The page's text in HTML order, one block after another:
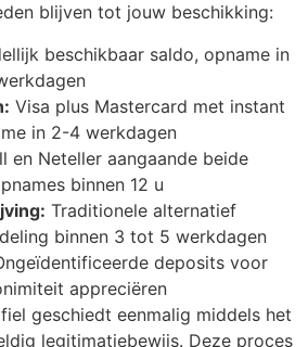
blijven tot jouw beschikking:
beschikbaar saldo, opname in
Visa plus Mastercard met instant
in 2-4 werkdagen
en Neteller aangaande beide
binnen 12 u
Traditionele alternatief
binnen 3 tot 5 werkdagen
deposits voor
appreciëren
geschiedt eenmalig middels het
legitimatiebewijs. Deze proces